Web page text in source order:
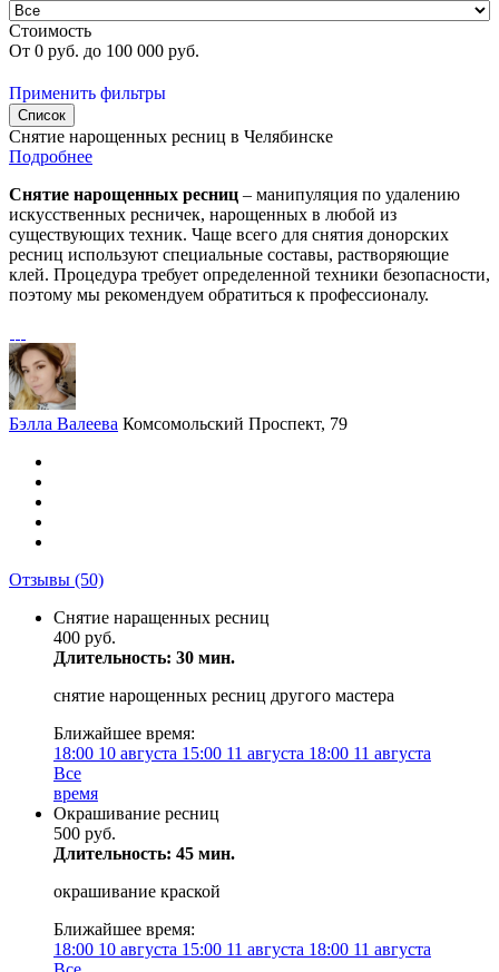
Стоимость
От 0 руб. до 100 000 руб.
Применить фильтры
Список
Снятие нарощенных ресниц в Челябинске
Подробнее
Снятие нарощенных ресниц – манипуляция по удалению
искусственных ресничек, нарощенных в любой из
существующих техник. Чаще всего для снятия донорских
ресниц используют специальные составы, растворяющие
клей. Процедура требует определенной техники безопасности,
поэтому мы рекомендуем обратиться к профессионалу.
Бэлла Валеева Комсомольский Проспект, 79
Отзывы (50)
Снятие наращенных ресниц
400 руб.
Длительность: 30 мин.
снятие нарощенных ресниц другого мастера
Ближайшее время:
18:00 10 августа 15:00 11 августа 18:00 11 августа
Все
время
Окрашивание ресниц
500 руб.
Длительность: 45 мин.
окрашивание краской
Ближайшее время:
18:00 10 августа 15:00 11 августа 18:00 11 августа